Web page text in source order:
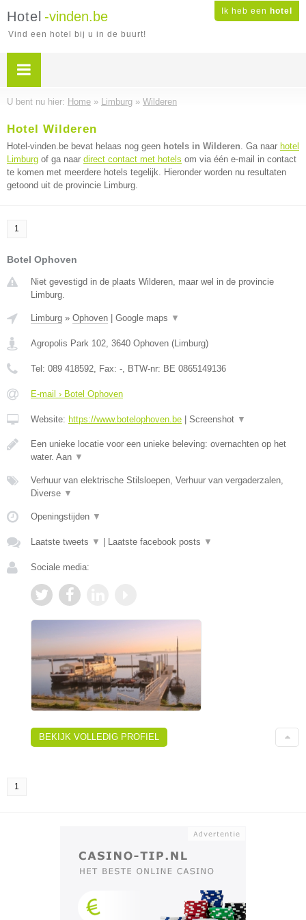
Ik heb een hotel
Hotel -vinden.be
Vind een hotel bij u in de buurt!
U bent nu hier: Home » Limburg » Wilderen
Hotel Wilderen
Hotel-vinden.be bevat helaas nog geen hotels in Wilderen. Ga naar hotel
Limburg of ga naar direct contact met hotels om via één e-mail in contact
te komen met meerdere hotels tegelijk. Hieronder worden nu resultaten
getoond uit de provincie Limburg.
1
Botel Ophoven
Niet gevestigd in de plaats Wilderen, maar wel in de provincie
Limburg.
Limburg » Ophoven Google maps ▼
Agropolis Park 102, 3640 Ophoven (Limburg)
Tel: 089 418592, Fax: -, BTW-nr: BE 0865149136
E-mail › Botel Ophoven
Website: https://www.botelophoven.be Screenshot ▼
Een unieke locatie voor een unieke beleving: overnachten op het
water. Aan ▼
Verhuur van elektrische Stilsloepen, Verhuur van vergaderzalen,
Diverse ▼
Openingstijden ▼
Laatste tweets ▼ Laatste facebook posts ▼
Sociale media:
BEKIJK VOLLEDIG PROFIEL
1